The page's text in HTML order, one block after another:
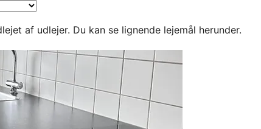
af udlejer. Du kan se lignende lejemål herunder.